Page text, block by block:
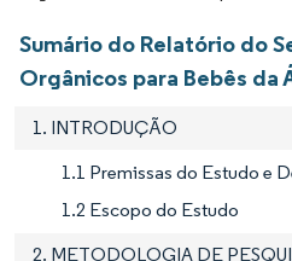
Sumário do Relatório do
Orgânicos para Bebês da
1. INTRODUÇÃO
1.1 Premissas do Estudo e
1.2 Escopo do Estudo
2. METODOLOGIA DE